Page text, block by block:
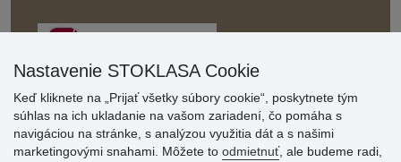
Hodnotenia
Nastavenie STOKLASA Cookie
Keď kliknete na „Prijať všetky súbory cookie“, poskytnete tým
súhlas na ich ukladanie na vašom zariadení, čo pomáha s
navigáciou na stránke, s analýzou využitia dát a s našimi
marketingovými snahami. Môžete to odmietnuť, ale budeme radi,